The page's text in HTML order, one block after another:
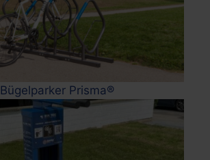
Bügelparker Prisma®